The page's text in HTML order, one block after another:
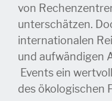
von
unterschätzen.
internationalen
und aufwändigen
Events ein
des ökologischen